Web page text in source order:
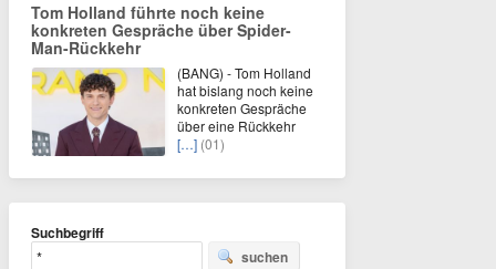
Tom Holland führte noch keine
konkreten Gespräche über Spider-
Man-Rückkehr
(BANG) - Tom Holland
hat bislang noch keine
konkreten Gespräche
über eine Rückkehr
[…] (01)
Suchbegriff
suchen